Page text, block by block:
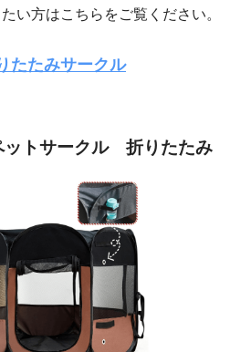
い方はこちらをご覧ください。
たたみサークル
トサークル 折りたたみ